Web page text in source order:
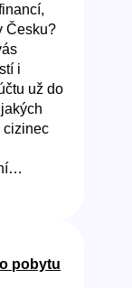
Česku?
i
už do
cizinec
pobytu